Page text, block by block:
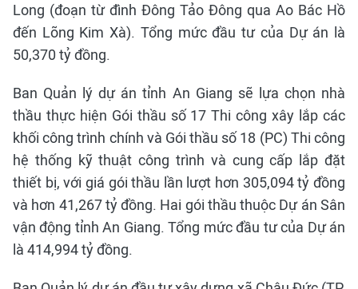
Long (đoạn từ đình Đông Tảo Đông qua Ao Bác Hồ
đến Lõng Kim Xà). Tổng mức đầu tư của Dự án là
50,370 tỷ đồng.
Ban Quản lý dự án tỉnh An Giang sẽ lựa chọn nhà
thầu thực hiện Gói thầu số 17 Thi công xây lắp các
khối công trình chính và Gói thầu số 18 (PC) Thi công
hệ thống kỹ thuật công trình và cung cấp lắp đặt
thiết bị, với giá gói thầu lần lượt hơn 305,094 tỷ đồng
và hơn 41,267 tỷ đồng. Hai gói thầu thuộc Dự án Sân
vận động tỉnh An Giang. Tổng mức đầu tư của Dự án
là 414,994 tỷ đồng.